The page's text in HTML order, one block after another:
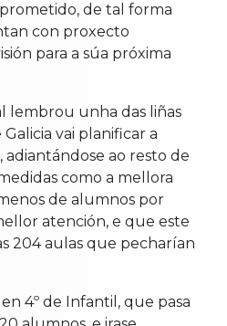
de tal forma
con proxecto
para a súa próxima
lembrou unha das liñas
vai planificar a
ao resto de
como a mellora
de alumnos por
atención, e que este
204 aulas que pecharían
4º de Infantil, que pasa